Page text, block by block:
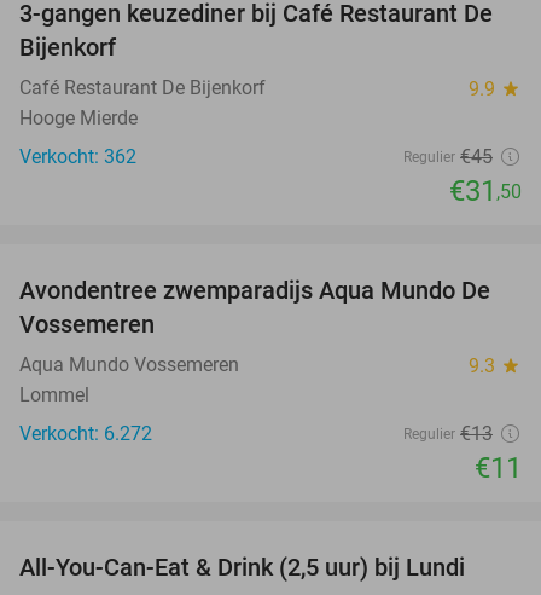
30%
3-gangen keuzediner bij Café Restaurant De
Bijenkorf
Café Restaurant De Bijenkorf 9.9 star
Hooge Mierde
Verkocht: 362
Regulier €45
€31 ,50
15%
Avondentree zwemparadijs Aqua Mundo De
Vossemeren
Aqua Mundo Vossemeren 9.3 star
Lommel
Verkocht: 6.272
Regulier €13
€11
All-You-Can-Eat & Drink (2,5 uur) bij Lundi